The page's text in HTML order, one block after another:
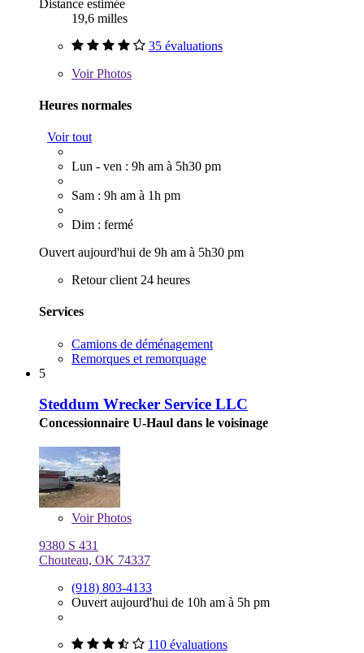
Distance estimée
19,6 milles
35 évaluations
VoirPhotos
Heures normales
Voir tout
Lun - ven : 9h am à 5h30 pm
Sam : 9h am à 1h pm
Dim : fermé
Ouvert aujourd'hui de 9h am à 5h30 pm
Retour client 24 heures
Services
Camions de déménagement
Remorques et remorquage
5
Steddum Wrecker Service LLC
Concessionnaire U-Haul dans le voisinage
VoirPhotos
9380 S 431
Chouteau, OK 74337
(918) 803-4133
Ouvert aujourd'hui de 10h am à 5h pm
110 évaluations